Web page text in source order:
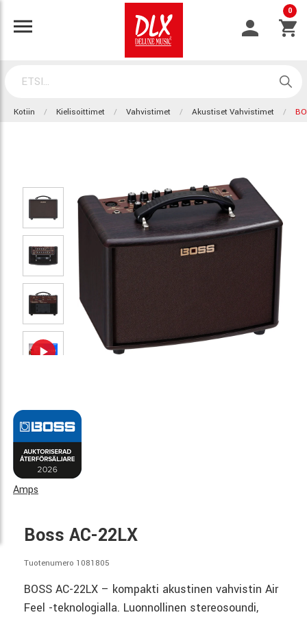
0
Kotiin Kielisoittimet Vahvistimet Akustiset Vahvistimet
Amps
Boss AC-22LX
Tuotenumero 1081805
BOSS AC-22LX – kompakti akustinen vahvistin Air
Feel -teknologialla. Luonnollinen stereosoundi,